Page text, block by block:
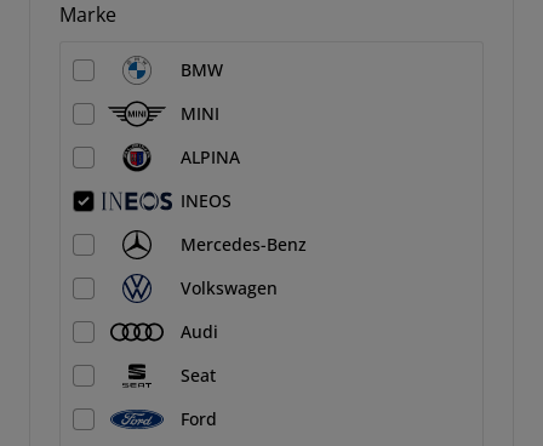
Marke
BMW
MINI
ALPINA
INEOS
Mercedes-Benz
Volkswagen
Audi
Seat
Ford